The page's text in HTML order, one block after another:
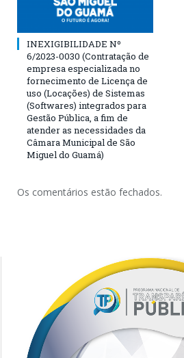
INEXIGIBILIDADE Nº
6/2023-0030 (Contratação de
empresa especializada no
fornecimento de Licença de
uso (Locações) de Sistemas
(Softwares) integrados para
Gestão Pública, a fim de
atender as necessidades da
Câmara Municipal de São
Miguel do Guamá)
Os comentários estão fechados.